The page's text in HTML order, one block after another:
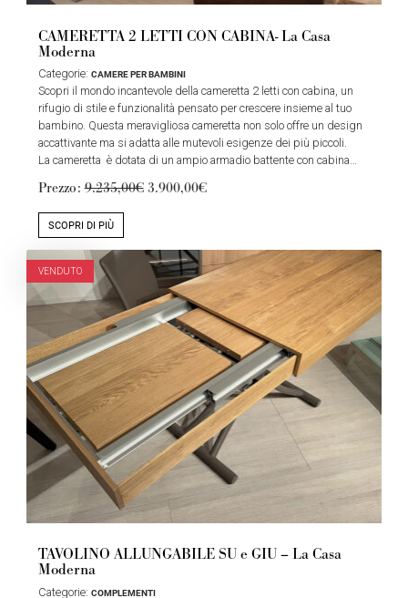
CAMERETTA 2 LETTI CON CABINA- La Casa
Moderna
Categorie: CAMERE PER BAMBINI
Scopri il mondo incantevole della cameretta 2 letti con cabina, un
rifugio di stile e funzionalità pensato per crescere insieme al tuo
bambino. Questa meravigliosa cameretta non solo offre un design
accattivante ma si adatta alle mutevoli esigenze dei più piccoli.
La cameretta è dotata di un ampio armadio battente con cabina…
Prezzo:9.235,00€3.900,00€
SCOPRI DI PIÙ
VENDUTO
TAVOLINO ALLUNGABILE SU e GIU – La Casa
Moderna
Categorie: COMPLEMENTI